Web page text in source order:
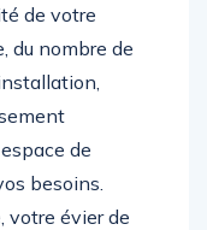
de votre
du nombre de
de
besoins.
votre évier de